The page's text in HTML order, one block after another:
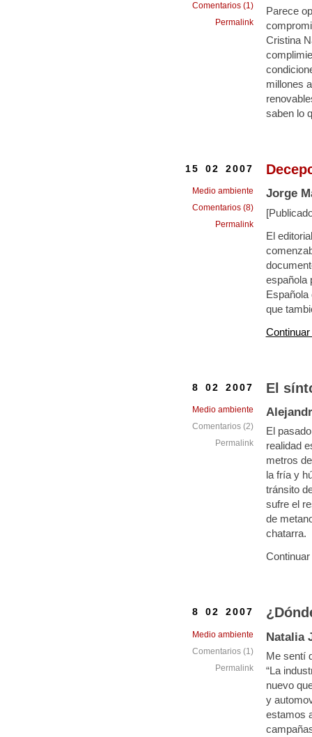
Parece
Cristina
millones
saben lo
Comentarios (1)
Permalink
Jorge
El
española
que
15 02 2007
Medio ambiente
Comentarios (8)
Permalink
El
El
realidad
metros
la fría y
tránsito
sufre el
de
chatarra.
8 02 2007
Medio ambiente
Comentarios (2)
Permalink
Natalia
Me sentí
“La
nuevo
y
estamos
8 02 2007
Medio ambiente
Comentarios (1)
Permalink